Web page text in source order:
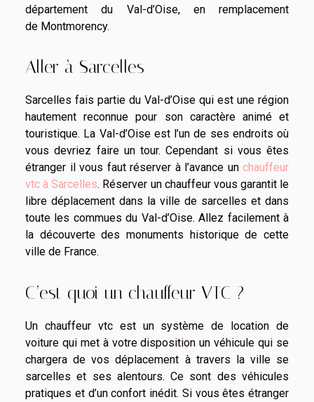
département du Val-d’Oise, en remplacement
de Montmorency.
Aller à Sarcelles
Sarcelles fais partie du Val-d’Oise qui est une région
hautement reconnue pour son caractère animé et
touristique. La Val-d’Oise est l’un de ses endroits où
vous devriez faire un tour. Cependant si vous êtes
étranger il vous faut réserver à l’avance un chauffeur
vtc à Sarcelles. Réserver un chauffeur vous garantit le
libre déplacement dans la ville de sarcelles et dans
toute les commues du Val-d’Oise. Allez facilement à
la découverte des monuments historique de cette
ville de France.
C’est quoi un chauffeur VTC ?
Un chauffeur vtc est un système de location de
voiture qui met à votre disposition un véhicule qui se
chargera de vos déplacement à travers la ville se
sarcelles et ses alentours. Ce sont des véhicules
pratiques et d’un confort inédit. Si vous êtes étranger